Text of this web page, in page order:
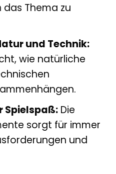
das Thema zu
und Technik:
wie natürliche
Spielspaß:Die
sorgt für immer
und